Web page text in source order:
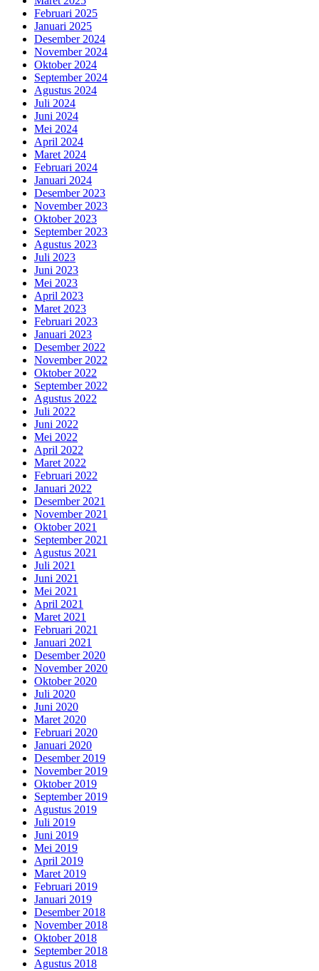
Februari 2025
Januari 2025
Desember 2024
November 2024
Oktober 2024
September 2024
Agustus 2024
Juli 2024
Juni 2024
Mei 2024
April 2024
Maret 2024
Februari 2024
Januari 2024
Desember 2023
November 2023
Oktober 2023
September 2023
Agustus 2023
Juli 2023
Juni 2023
Mei 2023
April 2023
Maret 2023
Februari 2023
Januari 2023
Desember 2022
November 2022
Oktober 2022
September 2022
Agustus 2022
Juli 2022
Juni 2022
Mei 2022
April 2022
Maret 2022
Februari 2022
Januari 2022
Desember 2021
November 2021
Oktober 2021
September 2021
Agustus 2021
Juli 2021
Juni 2021
Mei 2021
April 2021
Maret 2021
Februari 2021
Januari 2021
Desember 2020
November 2020
Oktober 2020
Juli 2020
Juni 2020
Maret 2020
Februari 2020
Januari 2020
Desember 2019
November 2019
Oktober 2019
September 2019
Agustus 2019
Juli 2019
Juni 2019
Mei 2019
April 2019
Maret 2019
Februari 2019
Januari 2019
Desember 2018
November 2018
Oktober 2018
September 2018
Agustus 2018